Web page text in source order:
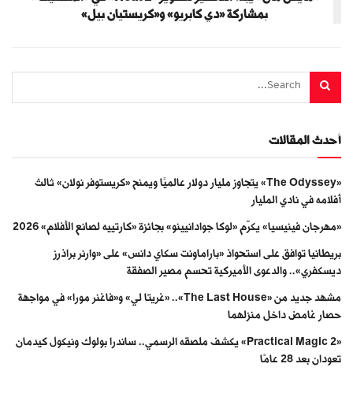
بمشاركة «دي كابريو» و«كريستيان بيل»
أحدث المقالات
«The Odyssey» يتجاوز مليار دولار عالميًا ويمنح «كريستوفر نولان» ثالث
أفلامه في نادي المليار
«مهرجان فينيسيا» يكرّم «لوكا جوادانيينو» بجائزة «كارتييه لصانع الأفلام» 2026
بريطانيا توافق على استحواذ «باراماونت سكاي دانس» على «وارنر براذرز
ديسكفري».. والدعوى الأميركية تحسم مصير الصفقة
مشهد جديد من «The Last House».. «غريتا لي» و«فاغنر مورا» في مواجهة
حصار غامض داخل منزلهما
«Practical Magic 2» يكشف ملصقه الرسمي.. ساندرا بولوك ونيكول كيدمان
تعودان بعد 28 عامًا